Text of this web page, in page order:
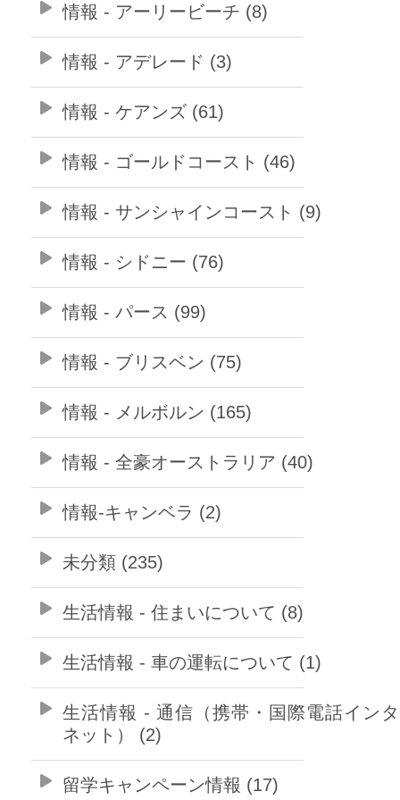
情報 - アーリービーチ (8)
情報 - アデレード (3)
情報 - ケアンズ (61)
情報 - ゴールドコースト (46)
情報 - サンシャインコースト (9)
情報 - シドニー (76)
情報 - パース (99)
情報 - ブリスベン (75)
情報 - メルボルン (165)
情報 - 全豪オーストラリア (40)
情報-キャンベラ (2)
未分類 (235)
生活情報 - 住まいについて (8)
生活情報 - 車の運転について (1)
生活情報 - 通信（携帯・国際電話イン
ネット） (2)
留学キャンペーン情報 (17)